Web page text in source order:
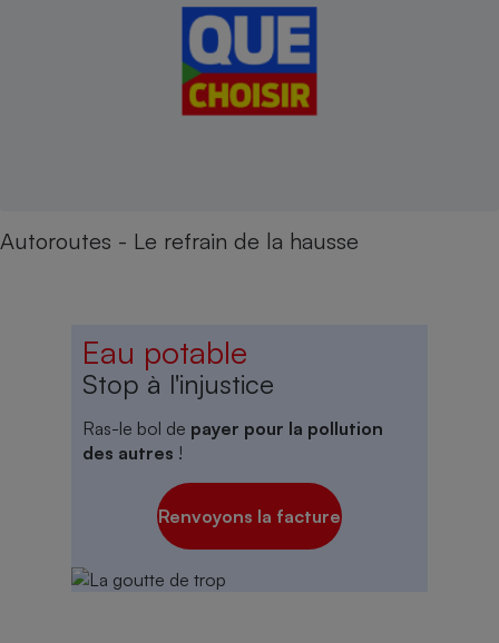
Autoroutes - Le refrain de la hausse
Eau potable
Stop à l'injustice
Ras-le bol de payer pour la pollution
des autres !
Renvoyons la facture